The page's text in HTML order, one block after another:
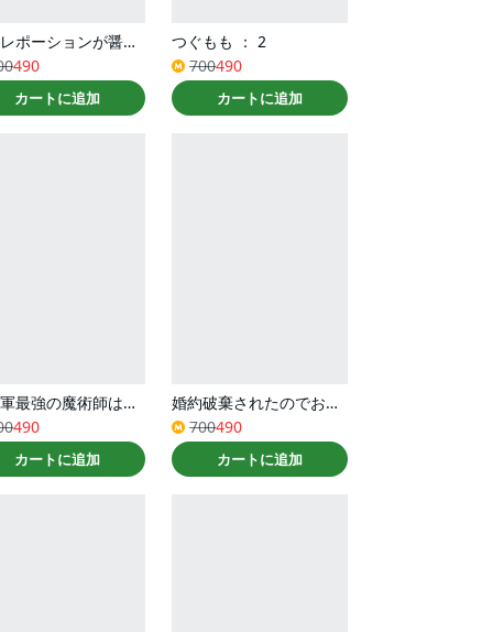
ハズレポーションが醤油だったので料理することにしました（コミック） ： 6
490
カートに追加
つぐもも ： 2
700490
カートに追加
魔王軍最強の魔術師は人間だった（コミック） ： 3
490
カートに追加
婚約破棄されたのでお掃除メイドになったら笑わない貴公子様に溺愛されました（コミック） ： 3
700490
カートに追加